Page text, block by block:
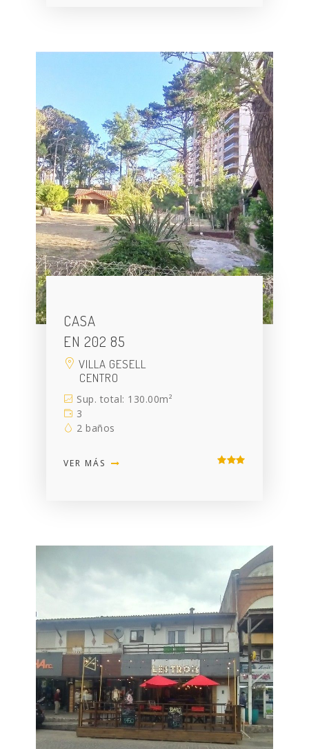
CASA
EN 202 85
VILLA GESELL
CENTRO
Sup. total: 130.00m²
3
2 baños
VER MÁS